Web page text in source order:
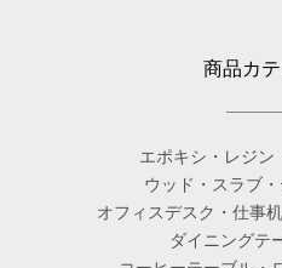
商品カ
エポキシ・レジン
ウッド・スラブ
オフィスデスク・仕事
ダイニングテ